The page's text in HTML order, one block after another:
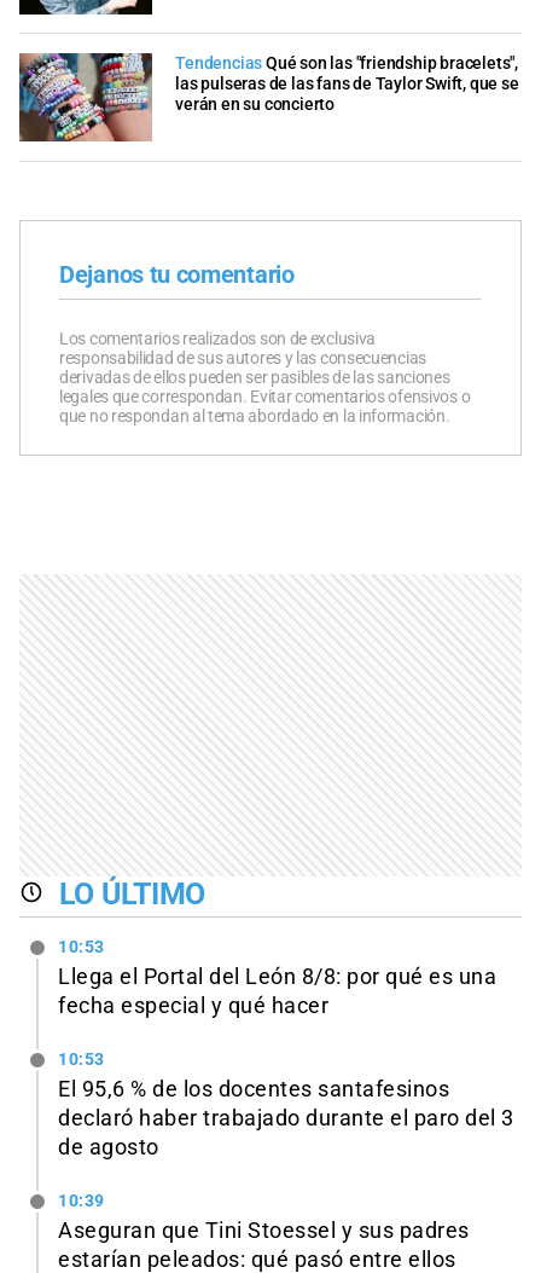
TendenciasQué son las "friendship bracelets",
las pulseras de las fans de Taylor Swift, que se
verán en su concierto
Dejanos tu comentario
Los comentarios realizados son de exclusiva
responsabilidad de sus autores y las consecuencias
derivadas de ellos pueden ser pasibles de las sanciones
legales que correspondan. Evitar comentarios ofensivos o
que no respondan al tema abordado en la información.
LO ÚLTIMO
10:53
Llega el Portal del León 8/8: por qué es una
fecha especial y qué hacer
10:53
El 95,6 % de los docentes santafesinos
declaró haber trabajado durante el paro del 3
de agosto
10:39
Aseguran que Tini Stoessel y sus padres
estarían peleados: qué pasó entre ellos